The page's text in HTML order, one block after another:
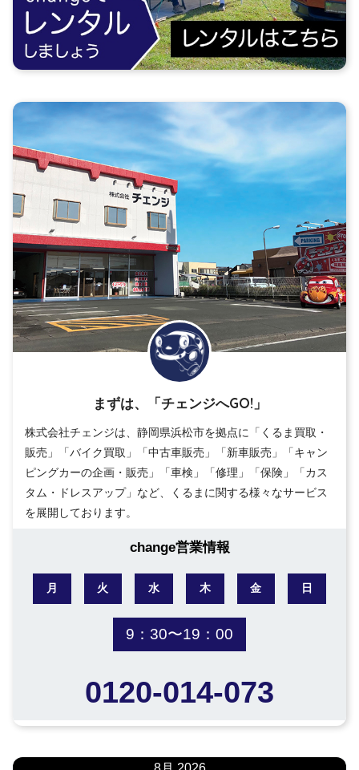
まずは、「チェンジへGO!」
株式会社チェンジは、静岡県浜松市を拠点に「くるま買取・
販売」「バイク買取」「中古車販売」「新車販売」「キャン
ピングカーの企画・販売」「車検」「修理」「保険」「カス
タム・ドレスアップ」など、くるまに関する様々なサービス
を展開しております。
change営業情報
月 火 水 木 金 日
9：30〜19：00
0120-014-073